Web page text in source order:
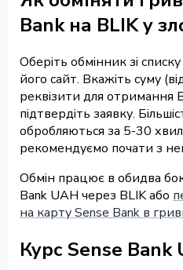
Bank на BLIK у
Оберіть обмінник зі
його сайт. Вкажіть суму
реквізити для отримання
підтвердіть заявку.
обробляються за 5-30
рекомендуємо почати з
Обмін працює в обидва
Bank UAH через BLIK або
на карту Sense Bank в
Курс Sense Bank